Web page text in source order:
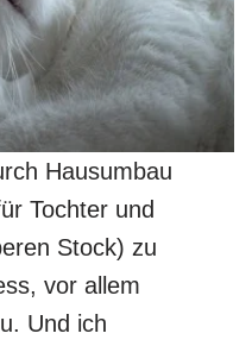
Hausumbau
Tochter und
Stock) zu
vor allem
Und ich